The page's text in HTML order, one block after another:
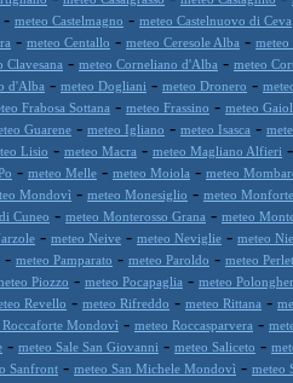
- meteo Castelmagno - meteo Castelnuovo di Ceva
- meteo Centallo - meteo Ceresole Alba - meteo
Clavesana - meteo Corneliano d'Alba - meteo
d'Alba - meteo Dogliani - meteo Dronero -
Frabosa Sottana - meteo Frassino - meteo
Guarene - meteo Igliano - meteo Isasca -
Lisio - meteo Macra - meteo Magliano Alfieri
- meteo Melle - meteo Moiola - meteo
Mondovì - meteo Monesiglio - meteo
Cuneo - meteo Monterosso Grana - meteo
- meteo Neive - meteo Neviglie - meteo
- meteo Pamparato - meteo Paroldo - meteo
Piozzo - meteo Pocapaglia - meteo
Revello - meteo Rifreddo - meteo Rittana -
Roccaforte Mondovì - meteo Roccasparvera -
- meteo Sale San Giovanni - meteo Saliceto -
Sanfront - meteo San Michele Mondovì - meteo